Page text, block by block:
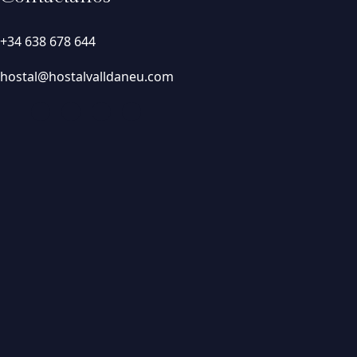
+34 638 678 644
hostal@hostalvalldaneu.com